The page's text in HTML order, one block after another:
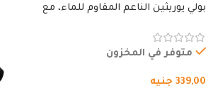
بولي يوريثين الناعم المقاوم للماء، مع
متوفر في المخزون
339,00 جنيه